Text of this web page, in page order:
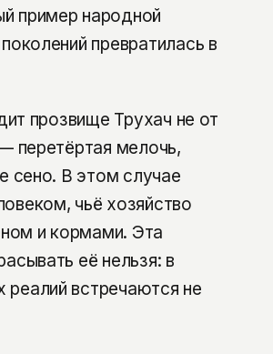
пример народной
превратилась в
прозвище Трухач не от
перетёртая мелочь,
сено. В этом случае
чьё хозяйство
и кормами. Эта
её нельзя: в
встречаются не